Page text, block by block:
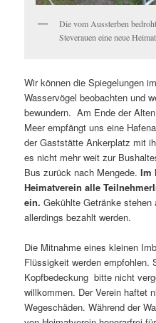
Die vom Aussterben
Steverauen eine neue
Wir können die Spiegelungen
Wasservögel beobachten und
bewundern. Am Ende der
Meer empfängt uns eine
der Gaststätte Ankerplatz mit
es nicht mehr weit zur
Bus zurück nach Mengede.Im
Heimatverein alle
ein.Gekühlte Getränke
allerdings bezahlt werden.
Die Mitnahme eines kleinen
Flüssigkeit werden empfohlen.
Kopfbedeckung bitte nicht
willkommen. Der Verein haftet
Wegeschäden. Während der